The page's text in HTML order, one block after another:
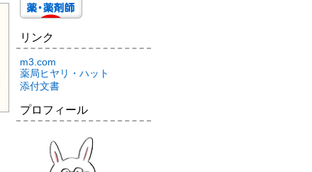
リンク
m3.com
薬局ヒヤリ・ハット
添付文書
プロフィール